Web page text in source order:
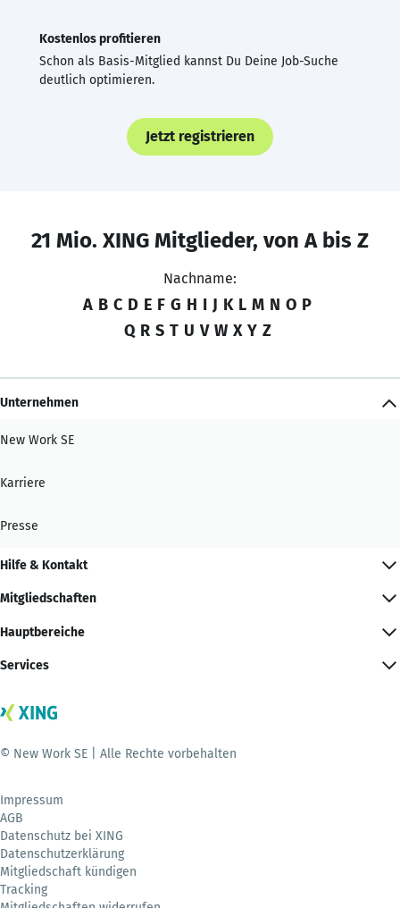
Kostenlos profitieren
Schon als Basis-Mitglied kannst Du Deine Job-Suche
deutlich optimieren.
Jetzt registrieren
21 Mio. XING Mitglieder, von A bis Z
Nachname:
A B C D E F G H I J K L M N O P
Q R S T U V W X Y Z
Unternehmen
New Work SE
Karriere
Presse
Hilfe & Kontakt
Mitgliedschaften
Hauptbereiche
Services
© New Work SE | Alle Rechte vorbehalten
Impressum
AGB
Datenschutz bei XING
Datenschutzerklärung
Mitgliedschaft kündigen
Tracking